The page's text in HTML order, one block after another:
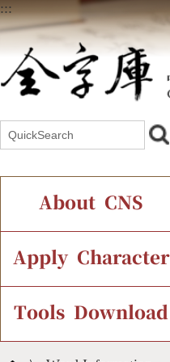
:::
About CNS
Introduction
Chinese Code
IDS Query
Components
Apply Character
Application
Font Instant
Tools Download